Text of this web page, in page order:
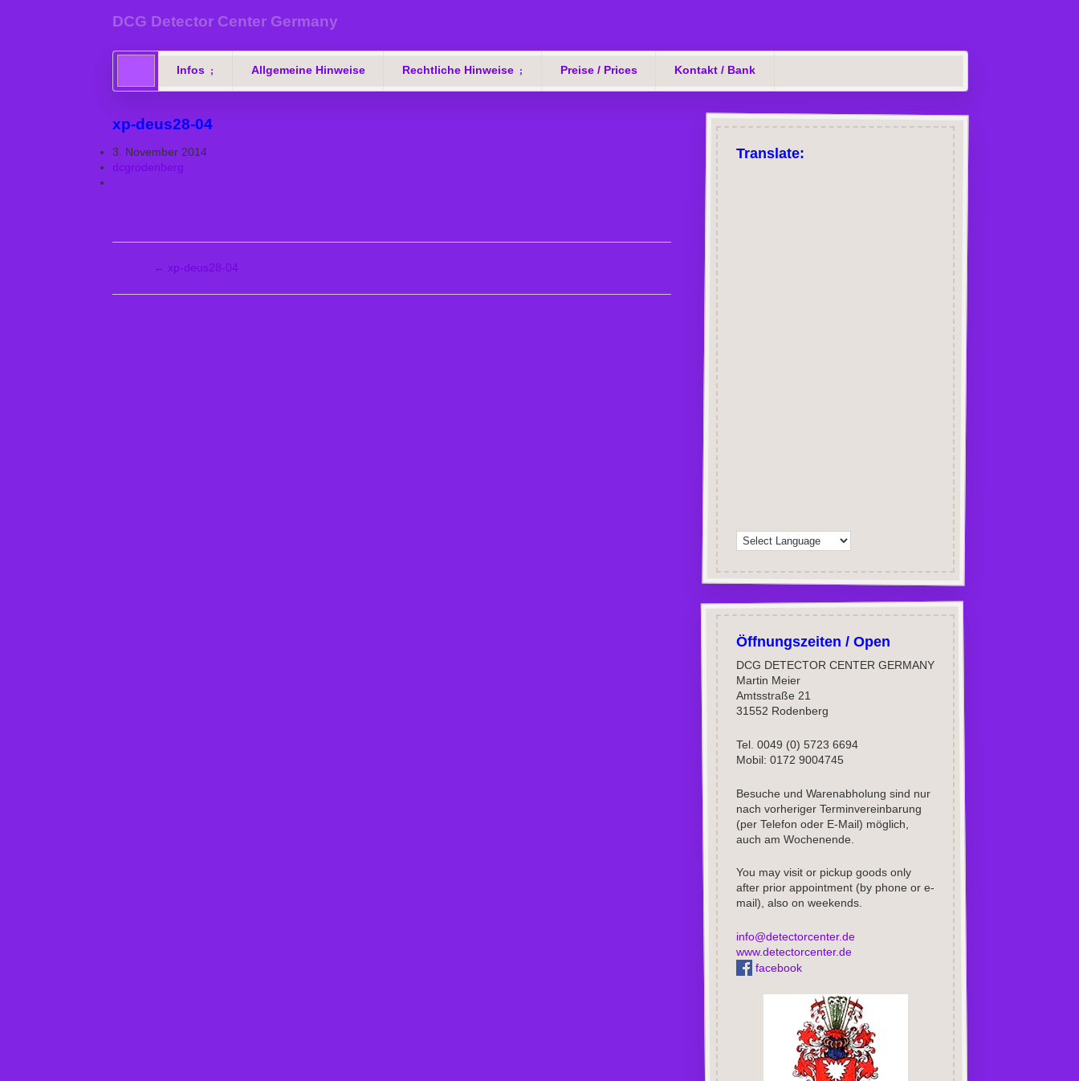
DCG Detector Center Germany
Infos Allgemeine Hinweise Rechtliche Hinweise Preise / Prices Kontakt / Bank
xp-deus28-04
3. November 2014
dcgrodenberg
← xp-deus28-04
Translate:
Öffnungszeiten / Open
DCG DETECTOR CENTER GERMANY
Martin Meier
Amtsstraße 21
31552 Rodenberg
Tel. 0049 (0) 5723 6694
Mobil: 0172 9004745
Besuche und Warenabholung sind nur
nach vorheriger Terminvereinbarung
(per Telefon oder E-Mail) möglich,
auch am Wochenende.
You may visit or pickup goods only
after prior appointment (by phone or e-
mail), also on weekends.
info@detectorcenter.de
www.detectorcenter.de
facebook